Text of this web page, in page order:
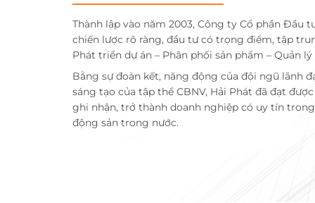
Thành lập vào năm 2003, Công ty Cổ phần Đầu
chiến lược rõ ràng, đầu tư có trọng điểm, tập
Phát triển dự án – Phân phối sản phẩm – Quản
Bằng sự đoàn kết, năng động của đội ngũ lãnh
sáng tạo của tập thể CBNV, Hải Phát đã đạt
ghi nhận, trở thành doanh nghiệp có uy tín
động sản trong nước.